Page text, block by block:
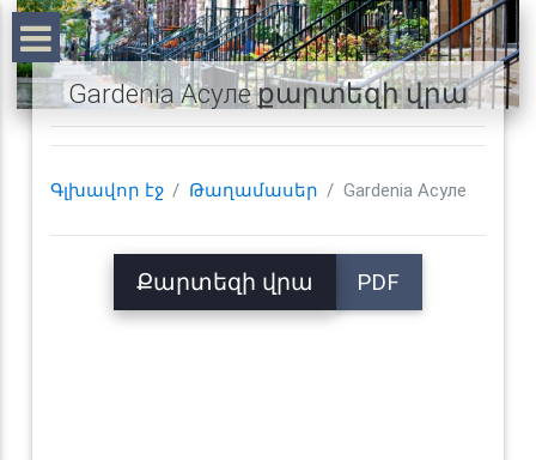
Gardenia Асуле քարտեզի վրա
Գլխավոր էջ Թաղամասեր Gardenia Асуле
Քարտեզի վրա PDF